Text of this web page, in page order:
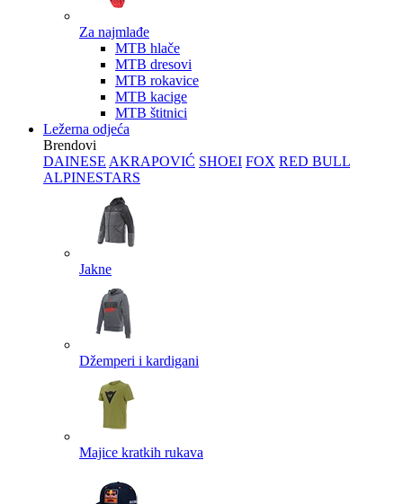
Za najmlađe
MTB hlače
MTB dresovi
MTB rokavice
MTB kacige
MTB štitnici
Ležerna odjeća
Brendovi
DAINESE AKRAPOVIĆ SHOEI FOX RED BULL
ALPINESTARS
Jakne
Džemperi i kardigani
Majice kratkih rukava